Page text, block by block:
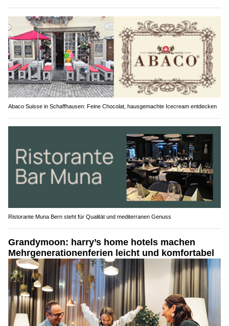
Abaco Suisse in Schaffhausen: Feine Chocolat, hausgemachte Icecream entdecken
Ristorante Muna Bern steht für Qualität und mediterranen Genuss
Grandymoon: harry’s home hotels machen
Mehrgenerationenferien leicht und komfortabel